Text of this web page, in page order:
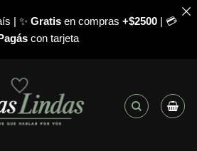
| ✨ Gratis en compras +$2500 | 💳
con tarjeta